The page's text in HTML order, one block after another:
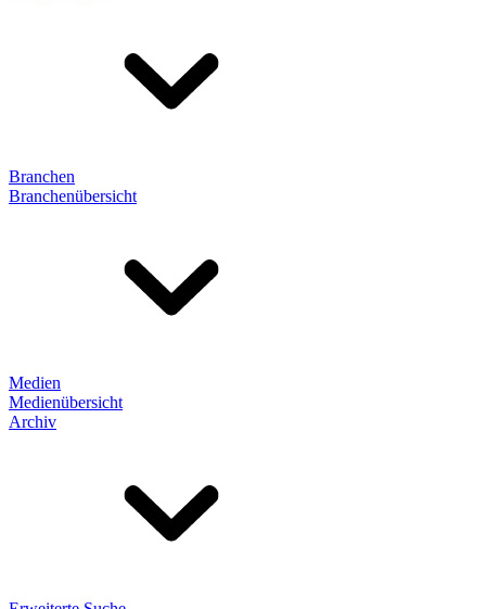
Branchen
Branchenübersicht
Medien
Medienübersicht
Archiv